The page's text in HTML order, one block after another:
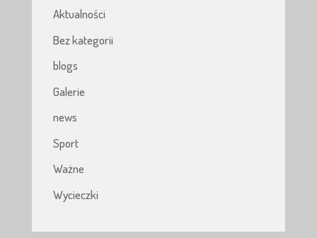
Aktualności
Bez kategorii
blogs
Galerie
news
Sport
Ważne
Wycieczki